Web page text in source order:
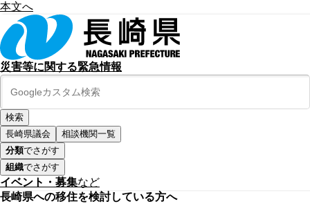
本文へ
災害等に関する緊急情報
長崎県議会
相談機関一覧
分類でさがす
組織でさがす
イベント・募集など
長崎県への移住を検討している方へ